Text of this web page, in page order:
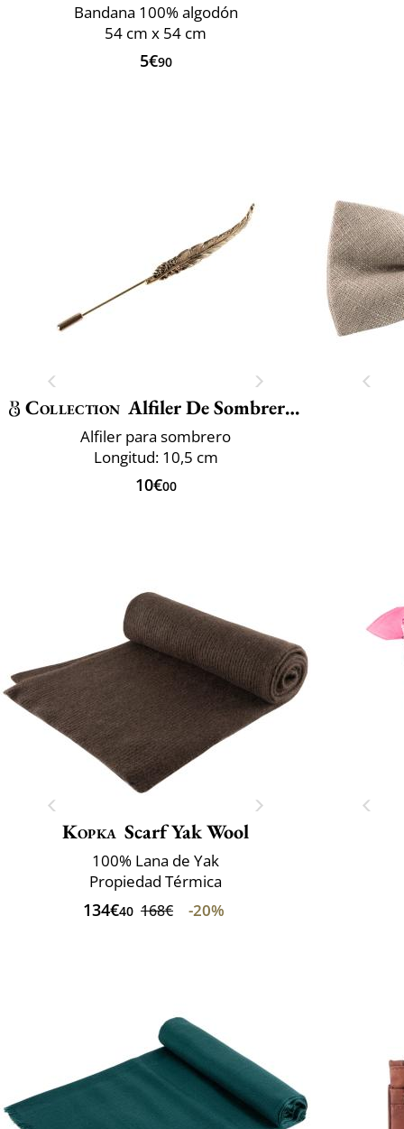
Bandana 100% algodón
54 cm x 54 cm
5€90
Collection Alfiler De Sombrero Pluma
Alfiler para sombrero
Longitud: 10,5 cm
10€00
Kopka Scarf Yak Wool
100% Lana de Yak
Propiedad Térmica
134€40 168€ -20%